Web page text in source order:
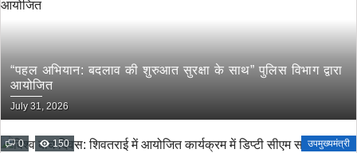
“पहल अभियान: बदलाव की शुरुआत सुरक्षा के साथ” पुलिस विभाग द्वारा
आयोजित
July 31, 2026
0 150 उपमुख्यमंत्री